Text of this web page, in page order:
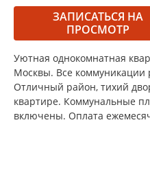
ЗАПИСАТЬСЯ НА
ПРОСМОТР
Уютная однокомнатная
Москвы. Все коммуникации
Отличный район, тихий
квартире. Коммунальные
включены. Оплата